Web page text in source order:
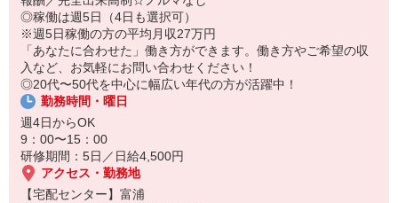
・隣接した保育所がない場合は保育料助成制度あり
・家事・夕食の支度なども余裕をもってできます！
◎稼働は週5日（4日も選択可）
※週5日稼働の方の平均月収27万円
「あなたに合わせた」働き方ができます。働き方やご希望の収
入など、お気軽にお問い合わせください！
◎20代〜50代を中心に幅広い年代の方が活躍中！
勤務時間・曜日
週4日からOK
9：00〜15：00
研修期間：5日／日給4,500円
アクセス・勤務地
【宅配センター】富浦